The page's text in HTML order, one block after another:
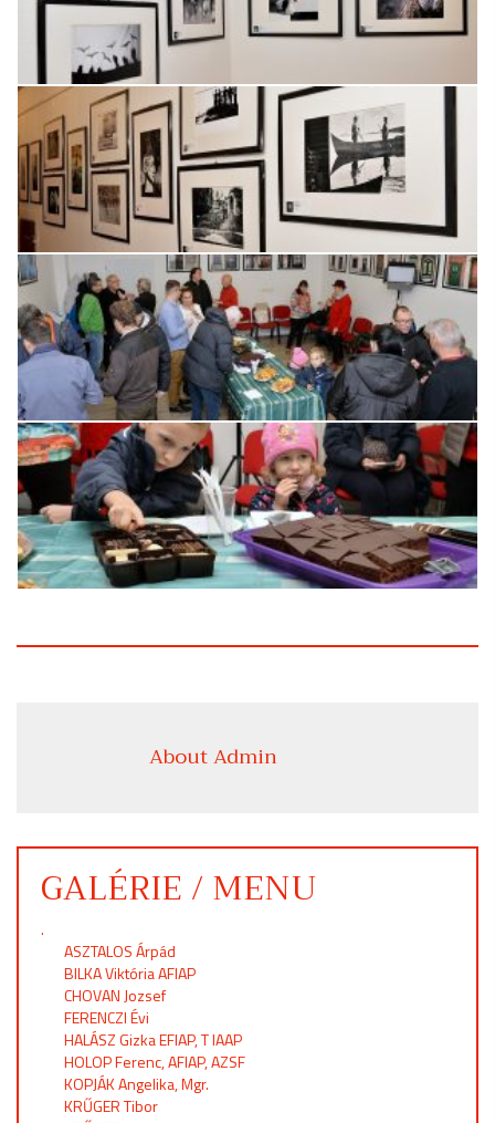
About Admin
GALÉRIE / MENU
.
ASZTALOS Árpád
BILKA Viktória AFIAP
CHOVAN Jozsef
FERENCZI Évi
HALÁSZ Gizka EFIAP, T IAAP
HOLOP Ferenc, AFIAP, AZSF
KOPJÁK Angelika, Mgr.
KRŰGER Tibor